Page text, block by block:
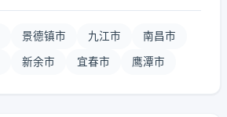
景德镇市 九江市 南昌市
新余市 宜春市 鹰潭市